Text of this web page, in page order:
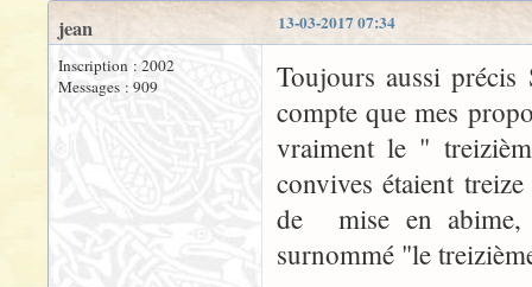
13-03-2017 07:34
jean
Inscription : 2002
Messages : 909
Toujours aussi
compte que mes
vraiment le "
convives étaient
de mise en abime,
surnommé "le